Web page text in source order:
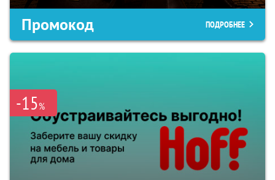
Промокод ПОДРОБНЕЕ
-15%